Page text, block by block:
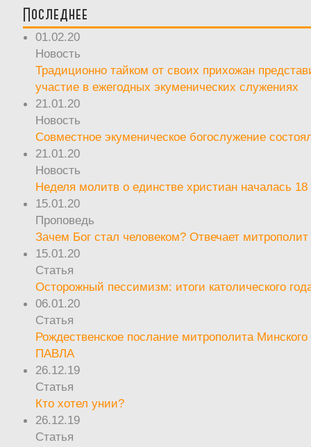
Последнее
01.02.20
Новость
Традиционно тайком от своих прихожан
участие в ежегодных экуменических служениях
21.01.20
Новость
Совместное экуменическое богослужение
21.01.20
Новость
Неделя молитв о единстве христиан началась 18
15.01.20
Проповедь
Зачем Бог стал человеком? Отвечает
15.01.20
Статья
Осторожный пессимизм: итоги католического
06.01.20
Статья
Рождественское послание митрополита Минского
ПАВЛА
26.12.19
Статья
Кто хотел унии?
26.12.19
Статья